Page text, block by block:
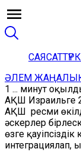
САЯСАТ
ӘЛЕМ
1 ... минут
АҚШ Израильге
АҚШ ресми
әскерлер
өзге
интеграциялап,